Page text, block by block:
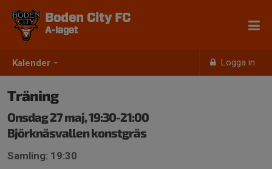
Kalender Logga in
Boden City FC
A-laget
Träning
Onsdag 27 maj, 19:30-21:00
Björknäsvallen konstgräs
Samling: 19:30